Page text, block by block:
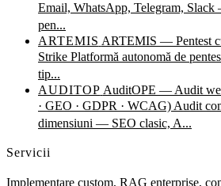
Email, WhatsApp, Telegram,
pen...
ARTEMIS ARTEMIS — Pentest
Strike Platformă autonomă de
tip...
AUDITOP AuditOPE — Audit
· GEO · GDPR · WCAG) Audit
dimensiuni — SEO clasic, A...
Servicii
Implementare custom, RAG enterprise,